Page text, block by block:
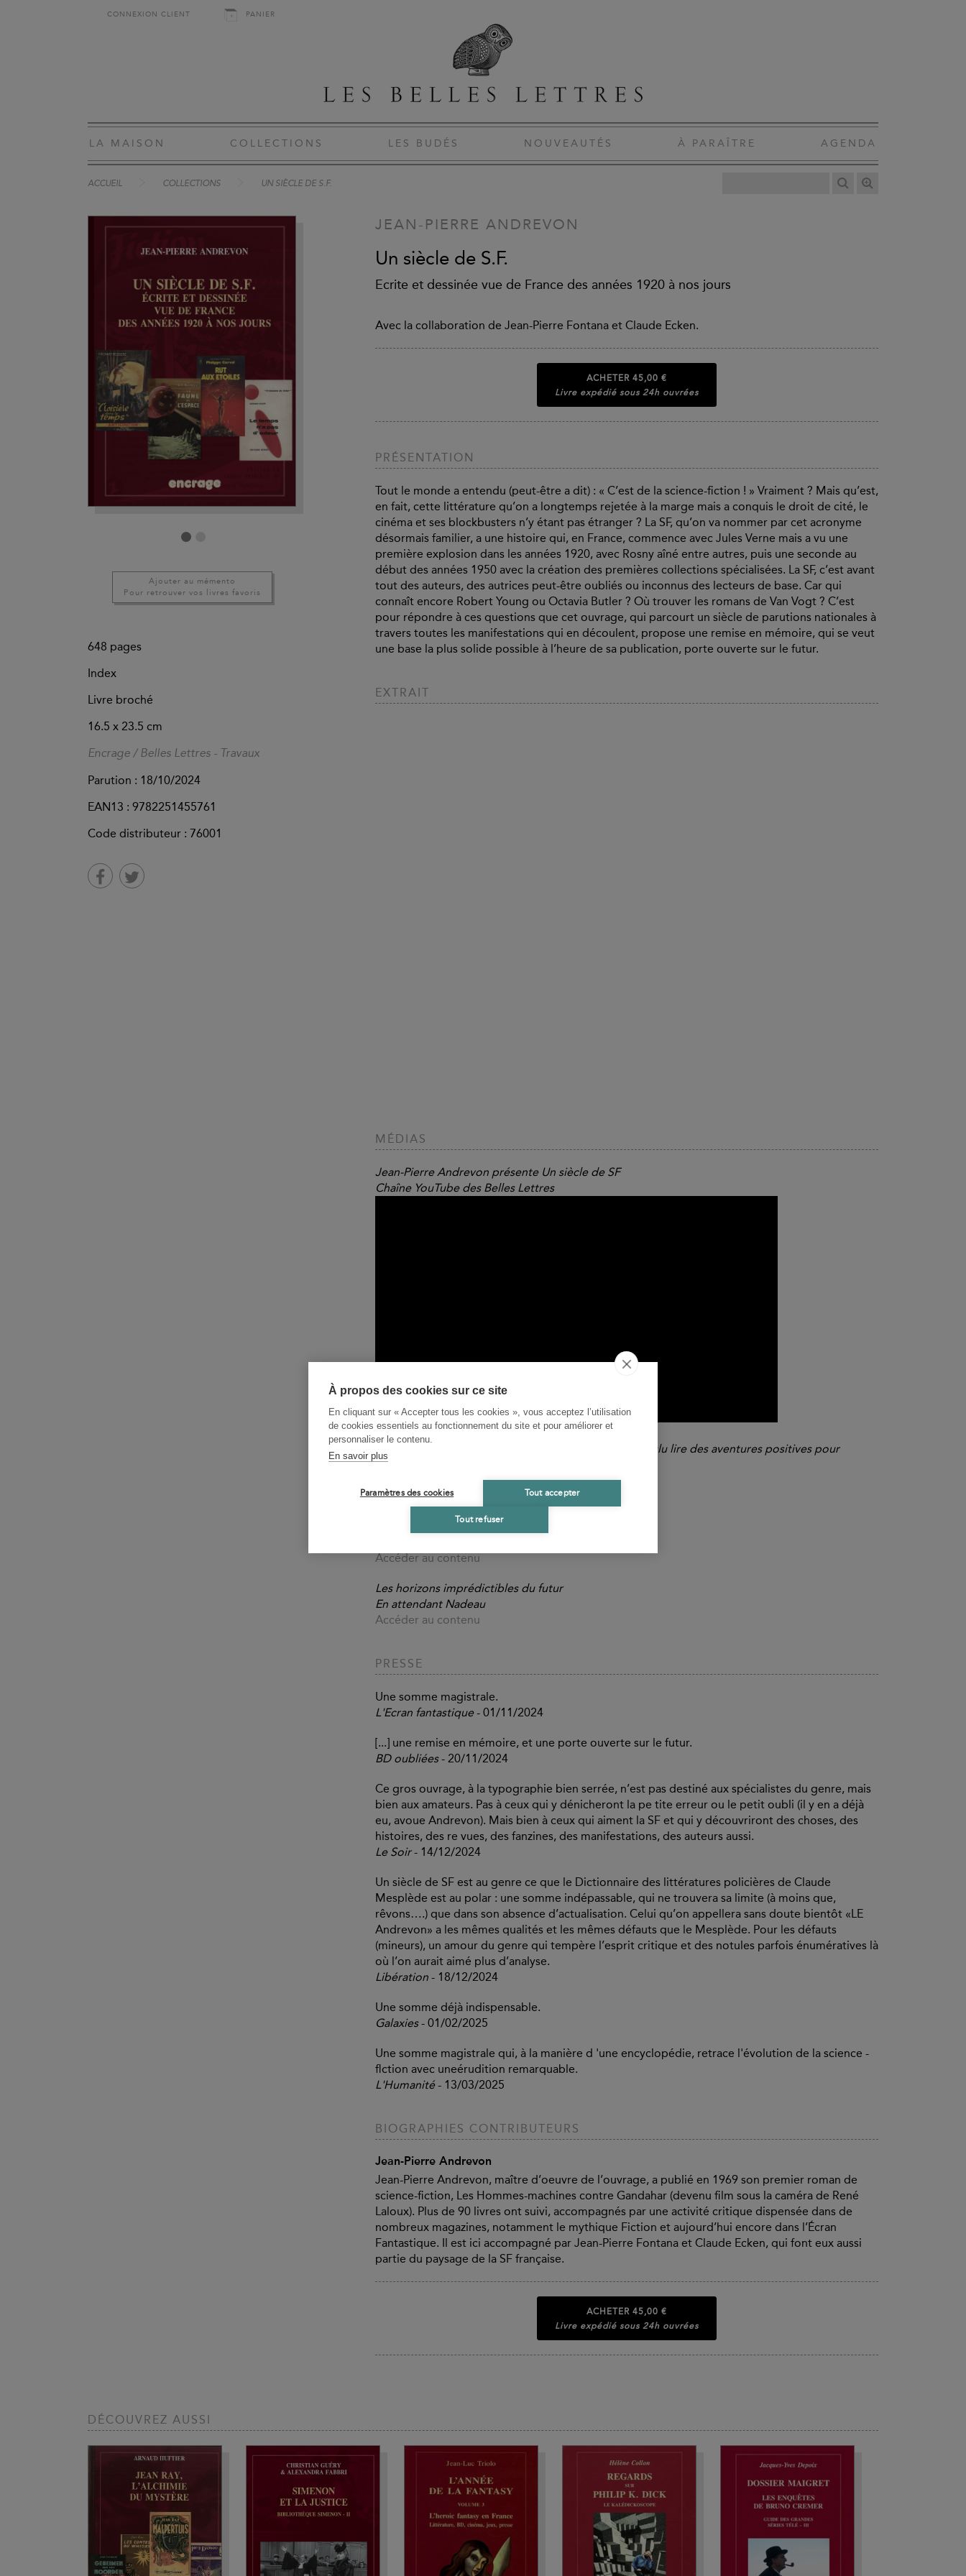
À propos des cookies sur ce site
En cliquant sur « Accepter tous les cookies », vous acceptez l’utilisation
de cookies essentiels au fonctionnement du site et pour améliorer et
personnaliser le contenu.
En savoir plus
Paramètres des cookies Tout accepter
Tout refuser
CONNEXION CLIENT PANIER
LA MAISON COLLECTIONS LES BUDÉS NOUVEAUTÉS À PARAÎTRE AGENDA
ACCUEIL COLLECTIONS UN SIÈCLE DE S.F.
Ajouter au mémento
Pour retrouver vos livres favoris
648 pages
Index
Livre broché
16.5 x 23.5 cm
Encrage / Belles Lettres - Travaux
Parution : 18/10/2024
EAN13 : 9782251455761
Code distributeur : 76001
JEAN-PIERRE ANDREVON
Un siècle de S.F.
Ecrite et dessinée vue de France des années 1920 à nos jours
Avec la collaboration de Jean-Pierre Fontana et Claude Ecken.
ACHETER 45,00 €
Livre expédié sous 24h ouvrées
PRÉSENTATION
Tout le monde a entendu (peut-être a dit) : « C’est de la science-fiction ! » Vraiment ? Mais qu’est,
en fait, cette littérature qu’on a longtemps rejetée à la marge mais a conquis le droit de cité, le
cinéma et ses blockbusters n’y étant pas étranger ? La SF, qu’on va nommer par cet acronyme
désormais familier, a une histoire qui, en France, commence avec Jules Verne mais a vu une
première explosion dans les années 1920, avec Rosny aîné entre autres, puis une seconde au
début des années 1950 avec la création des premières collections spécialisées. La SF, c’est avant
tout des auteurs, des autrices peut-être oubliés ou inconnus des lecteurs de base. Car qui
connaît encore Robert Young ou Octavia Butler ? Où trouver les romans de Van Vogt ? C’est
pour répondre à ces questions que cet ouvrage, qui parcourt un siècle de parutions nationales à
travers toutes les manifestations qui en découlent, propose une remise en mémoire, qui se veut
une base la plus solide possible à l’heure de sa publication, porte ouverte sur le futur.
EXTRAIT
MÉDIAS
Jean-Pierre Andrevon présente Un siècle de SF
Chaîne YouTube des Belles Lettres
Jean-Pierre Andrevon : « Les lecteurs ont toujours voulu lire des aventures positives pour
échapper au poids du futur »
Accéder au contenu
Accéder au contenu
Les horizons imprédictibles du futur
En attendant Nadeau
Accéder au contenu
PRESSE
Une somme magistrale.
L'Ecran fantastique- 01/11/2024
[...] une remise en mémoire, et une porte ouverte sur le futur.
BD oubliées- 20/11/2024
Ce gros ouvrage, à la typographie bien serrée, n’est pas destiné aux spécialistes du genre, mais
bien aux amateurs. Pas à ceux qui y dénicheront la pe tite erreur ou le petit oubli (il y en a déjà
eu, avoue Andrevon). Mais bien à ceux qui aiment la SF et qui y découvriront des choses, des
histoires, des re vues, des fanzines, des manifestations, des auteurs aussi.
Le Soir- 14/12/2024
Un siècle de SF est au genre ce que le Dictionnaire des littératures policières de Claude
Mesplède est au polar : une somme indépassable, qui ne trouvera sa limite (à moins que,
rêvons….) que dans son absence d’actualisation. Celui qu’on appellera sans doute bientôt «LE
Andrevon» a les mêmes qualités et les mêmes défauts que le Mesplède. Pour les défauts
(mineurs), un amour du genre qui tempère l’esprit critique et des notules parfois énumératives là
où l’on aurait aimé plus d’analyse.
Libération - 18/12/2024
Une somme déjà indispensable.
Galaxies- 01/02/2025
Une somme magistrale qui, à la manière d 'une encyclopédie, retrace l'évolution de la science -
flction avec uneérudition remarquable.
L'Humanité- 13/03/2025
BIOGRAPHIES CONTRIBUTEURS
Jean-Pierre Andrevon
Jean-Pierre Andrevon, maître d’oeuvre de l’ouvrage, a publié en 1969 son premier roman de
science-fiction, Les Hommes-machines contre Gandahar (devenu film sous la caméra de René
Laloux). Plus de 90 livres ont suivi, accompagnés par une activité critique dispensée dans de
nombreux magazines, notamment le mythique Fiction et aujourd’hui encore dans l’Écran
Fantastique. Il est ici accompagné par Jean-Pierre Fontana et Claude Ecken, qui font eux aussi
partie du paysage de la SF française.
ACHETER 45,00 €
Livre expédié sous 24h ouvrées
DÉCOUVREZ AUSSI